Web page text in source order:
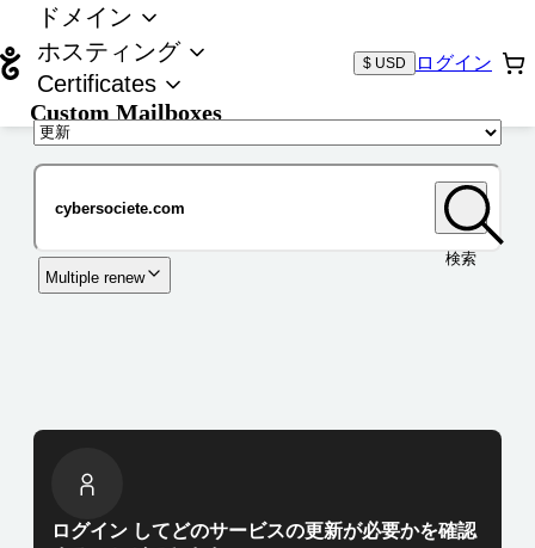
ドメイン
ホスティング
Certificates
Custom Mailboxes
$ USD ログイン
検索
Multiple renew
ログイン してどのサービスの更新が必要かを確認